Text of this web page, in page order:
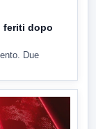
feriti dopo
Due